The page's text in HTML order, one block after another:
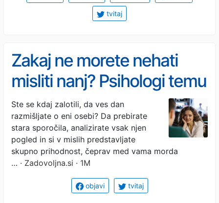
tvitaj
Zakaj ne morete nehati
misliti nanj? Psihologi temu
pravijo limerenca
Ste se kdaj zalotili, da ves dan
razmišljate o eni osebi? Da prebirate
stara sporočila, analizirate vsak njen
pogled in si v mislih predstavljate
skupno prihodnost, čeprav med vama morda
… · Zadovoljna.si · 1M
objavi tvitaj